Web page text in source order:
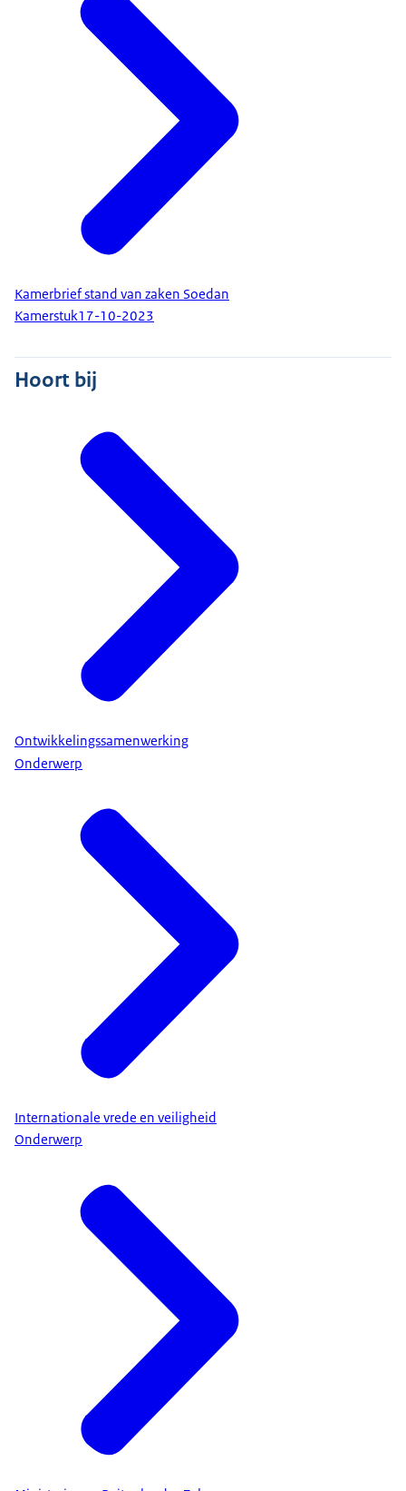
Kamerbrief stand van zaken Soedan
Kamerstuk17-10-2023
Hoort bij
Ontwikkelingssamenwerking
Onderwerp
Internationale vrede en veiligheid
Onderwerp